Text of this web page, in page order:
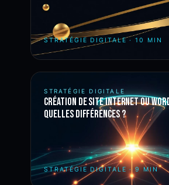
STRATÉGIE DIGITALE·10 MIN
STRATÉGIE DIGITALE
Création de site internet ou
quelles différences ?
STRATÉGIE DIGITALE·9 MIN